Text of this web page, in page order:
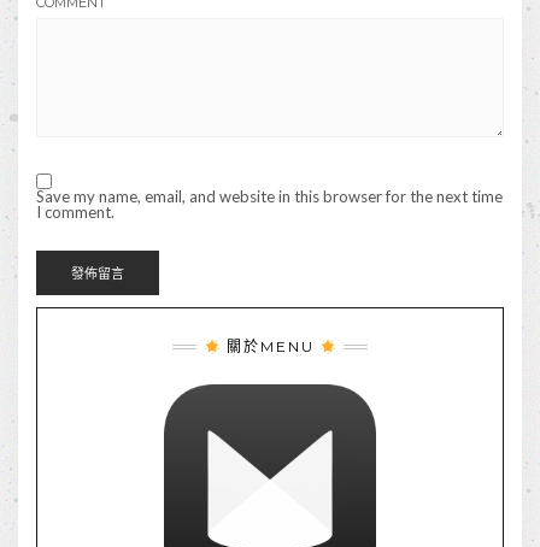
Save my name, email, and website in this browser for the next time
I comment.
關於MENU